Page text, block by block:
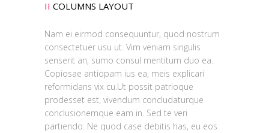
II COLUMNS LAYOUT
Nam ei eirmod consequuntur, quod nostrum
consectetuer usu ut. Vim veniam singulis
senserit an, sumo consul mentitum duo ea.
Copiosae antiopam ius ea, meis explicari
reformidans vix cu.Ut possit patrioque
prodesset est, vivendum concludaturque
conclusionemque eam in. Sed te veri
partiendo. Ne quod case debitis has, eu eos